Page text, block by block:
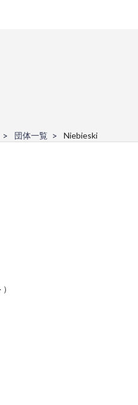
団体一覧 Niebieski